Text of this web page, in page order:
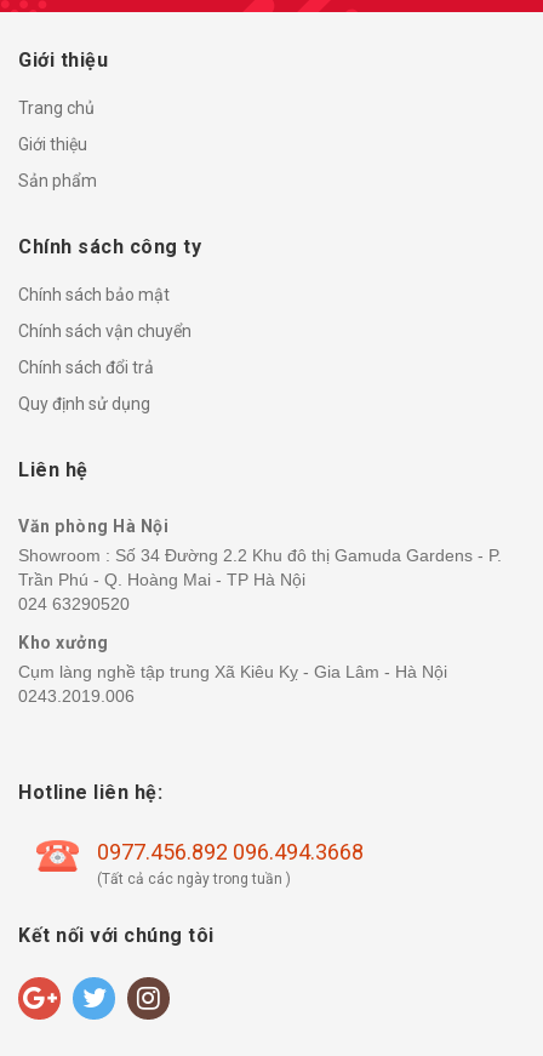
Giới thiệu
Trang chủ
Giới thiệu
Sản phẩm
Chính sách công ty
Chính sách bảo mật
Chính sách vận chuyển
Chính sách đổi trả
Quy định sử dụng
Liên hệ
Văn phòng Hà Nội
Showroom : Số 34 Đường 2.2 Khu đô thị Gamuda Gardens - P.
Trần Phú - Q. Hoàng Mai - TP Hà Nội
024 63290520
Kho xưởng
Cụm làng nghề tập trung Xã Kiêu Kỵ - Gia Lâm - Hà Nội
0243.2019.006
Hotline liên hệ:
0977.456.892 096.494.3668
(Tất cả các ngày trong tuần )
Kết nối với chúng tôi